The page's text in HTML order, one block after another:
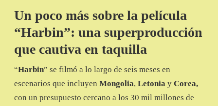
Un poco más sobre la película
“Harbin”: una superproducción
que cautiva en taquilla
“Harbin” se filmó a lo largo de seis meses en
escenarios que incluyen Mongolia, Letonia y Corea,
con un presupuesto cercano a los 30 mil millones de